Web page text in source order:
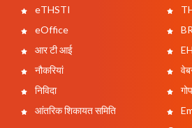
eTHSTI
eOffice
आर टी आई
नौकरियां
निविदा
आंतरिक शिकायत समिति